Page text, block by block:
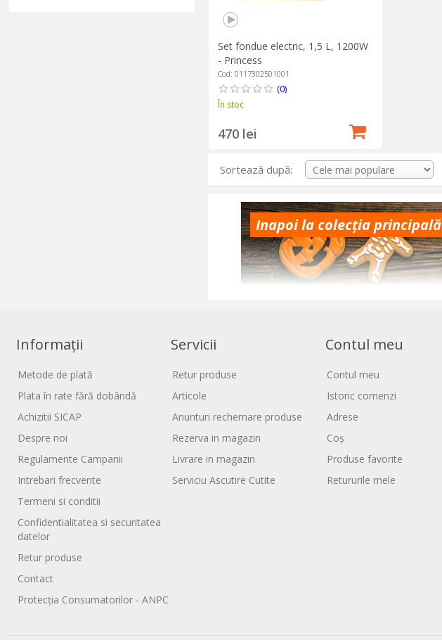
Inapoi la colecția principală
Sortează după:
Set fondue electric, 1,5 L, 1200W
- Princess
Cod: 0117302501001
(0)
În stoc
470 lei
Informații
Metode de plată
Plata în rate fără dobândă
Achizitii SICAP
Despre noi
Regulamente Campanii
Intrebari frecvente
Termeni si conditii
Confidentialitatea si securitatea
datelor
Retur produse
Contact
Protecția Consumatorilor - ANPC
Servicii
Retur produse
Articole
Anunturi rechemare produse
Rezerva in magazin
Livrare in magazin
Serviciu Ascutire Cutite
Contul meu
Contul meu
Istoric comenzi
Adrese
Coș
Produse favorite
Retururile mele